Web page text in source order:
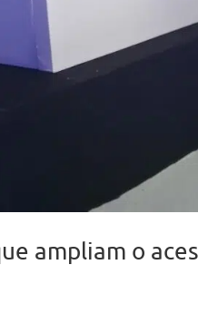
ampliam o